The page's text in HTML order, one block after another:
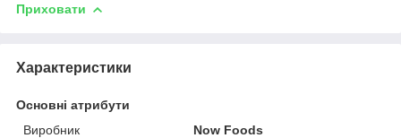
Приховати
Характеристики
Основні атрибути
Виробник
Now Foods